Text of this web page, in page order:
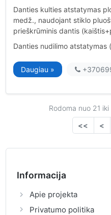
Danties kulties atstatymas
medž., naudojant stiklo
prieškrūminis dantis
Danties nudilimo atstatymas
Daugiau »
Rodoma nuo 21
<<
<
Informacija
Apie projekta
Privatumo politika